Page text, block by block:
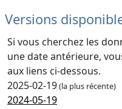
Versions
Si vous cherchez les
une date antérieure,
aux liens ci-dessous.
2025-02-19(la plus récente)
2024-05-19